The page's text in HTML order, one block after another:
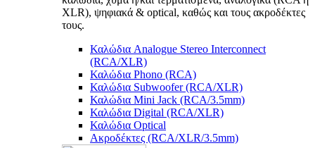
XLR), ψηφιακά & optical, καθώς και τους ακροδέκτες
τους.
Καλώδια Analogue Stereo Interconnect
(RCA/XLR)
Καλώδια Phono (RCA)
Καλώδια Subwoofer (RCA/XLR)
Καλώδια Mini Jack (RCA/3.5mm)
Καλώδια Digital (RCA/XLR)
Καλώδια Optical
Ακροδέκτες (RCA/XLR/3.5mm)